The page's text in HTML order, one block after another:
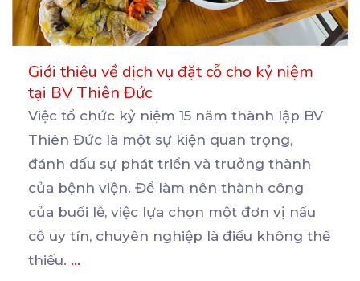
Giới thiệu về dịch vụ đặt cỗ cho kỷ niệm
tại BV Thiên Đức
Việc tổ chức kỷ niệm 15 năm thành lập BV
Thiên Đức là một sự kiện quan trọng,
đánh dấu sự phát triển và trưởng thành
của bệnh viện. Để làm nên thành công
của buổi lễ, việc lựa chọn một đơn vị nấu
cỗ uy tín, chuyên nghiệp là điều không thể
thiếu. ...